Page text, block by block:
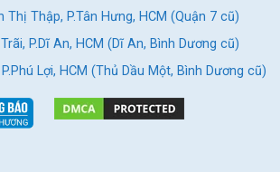
Thị Thập, P.Tân Hưng, HCM (Quận 7 cũ)
P.Dĩ An, HCM (Dĩ An, Bình Dương cũ)
Lợi, HCM (Thủ Dầu Một, Bình Dương cũ)